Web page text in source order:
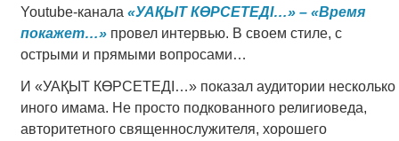
Youtube-канала «УАҚЫТ КӨРСЕТЕДІ…» – «Время
покажет…»провел интервью. В своем стиле, с
острыми и прямыми вопросами…
И «УАҚЫТ КӨРСЕТЕДІ…» показал аудитории несколько
иного имама. Не просто подкованного религиоведа,
авторитетного священнослужителя, хорошего